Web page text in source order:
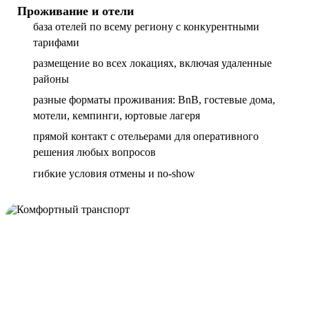
Проживание и отели
база отелей по всему региону с конкурентными
тарифами
размещение во всех локациях, включая удаленные
районы
разные форматы проживания: BnB, гостевые дома,
мотели, кемпинги, юртовые лагеря
прямой контакт с отельерами для оперативного
решения любых вопросов
гибкие условия отмены и no-show